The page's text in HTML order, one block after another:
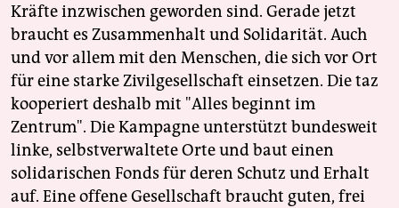
Kräfte inzwischen geworden sind. Gerade jetzt
braucht es Zusammenhalt und Solidarität. Auch
und vor allem mit den Menschen, die sich vor Ort
für eine starke Zivilgesellschaft einsetzen. Die taz
kooperiert deshalb mit "Alles beginnt im
Zentrum". Die Kampagne unterstützt bundesweit
linke, selbstverwaltete Orte und baut einen
solidarischen Fonds für deren Schutz und Erhalt
auf. Eine offene Gesellschaft braucht guten, frei